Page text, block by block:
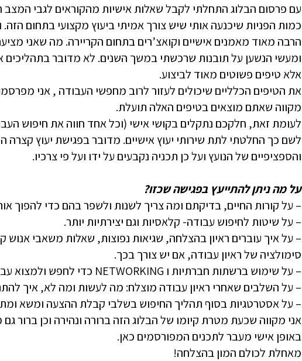
עם פרסום הבלוג התחלתי לקבל שאלות אישיות מהקוראים לגבי
כמות הפניות שיכנעה אותי שיש צורך אמיתי ביעוץ מקצועי בתחום הזה.
הרבה מאוד מאמנים אישיים וקואצ’רים בתחום הקריירה. מה שאני
ומעשי הנשען על תובנות שרכשתי במשך השנים. לא מדובר בתהליכים
אלא טיפים פשוטים מאוד לביצוע.
את הטיפים הכלליים שיכולים לעזור לרוב מחפשי העבודה , אני
מקווה שאתם מוצאים בטיפים האלה תועלת.
לעומת זאת, חלקכם נתקלים בקושי אישי (וכל אחד חווה את חיפוש
לשם כך החלטתי לתת שירותי יעוץ אישיים. מדובר בפגישת יעוץ
והספציפיים של הנועץ ועל כן תכניה נקבעים על ידו ועל פי צרכיו.
על מה ניתן להתייעץ בפגישה שכזו?
– על קורות החיים, בדיקתם ומה צריך לשנות ולשפר בהם כדי להפוך
– על שיטות לחיפוש עבודה- קלאסיות וגם יצירתיות יותר.
– על איך עוברים ראיון בהצלחה, שגיאות נפוצות, שאלות משאבי אנוש
סימולציה של ראיון עבודה, אם יש צורך בכך.
– על שימוש ברשתות חברתיות ו NETWORKING כדי לחפש ולמצוא עבודה.
– על השלבים שאחרי ראיון עבודה מוצלח: מה לעשות ומה לא, איך
– על אסטרטגיות בסוף תהליך החיפוש בשלבי קבלת ההצעה ומשא
אני מקווה שכעת מטרת קיומו של הבלוג הזה ברורה ונהירה וכן ברור גם
באופן אישי מעבר לתכנים המפורסמים כאן.
מאחלת לכולם המון בהצלחה!